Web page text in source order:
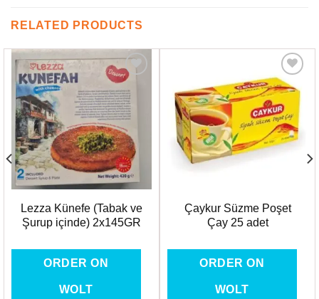
RELATED PRODUCTS
Favorilere
Ekle
Lezza Künefe (Tabak ve
Şurup içinde) 2x145GR
ORDER ON
WOLT
Favorilere
Ekle
Çaykur Süzme Poşet
Çay 25 adet
ORDER ON
WOLT